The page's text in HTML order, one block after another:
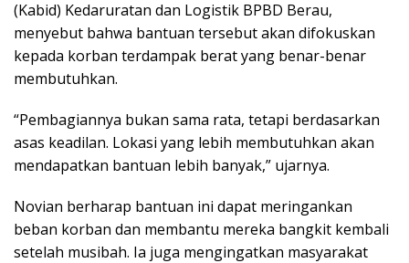
(Kabid) Kedaruratan dan Logistik BPBD Berau,
menyebut bahwa bantuan tersebut akan difokuskan
kepada korban terdampak berat yang benar-benar
membutuhkan.
“Pembagiannya bukan sama rata, tetapi berdasarkan
asas keadilan. Lokasi yang lebih membutuhkan akan
mendapatkan bantuan lebih banyak,” ujarnya.
Novian berharap bantuan ini dapat meringankan
beban korban dan membantu mereka bangkit kembali
setelah musibah. Ia juga mengingatkan masyarakat